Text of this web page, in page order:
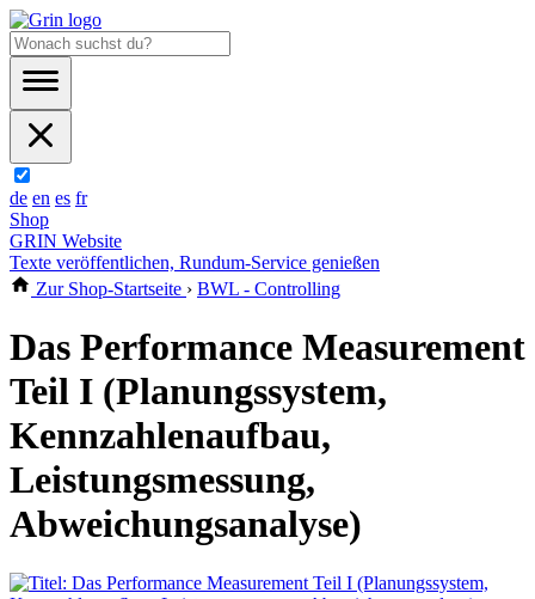
de en es fr
Shop
GRIN Website
Texte veröffentlichen, Rundum-Service genießen
Zur Shop-Startseite › BWL - Controlling
Das Performance Measurement
Teil I (Planungssystem,
Kennzahlenaufbau,
Leistungsmessung,
Abweichungsanalyse)